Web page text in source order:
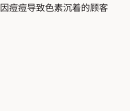
因痘痘导致色素沉着的顾客